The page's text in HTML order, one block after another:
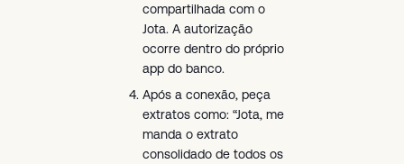
compartilhada com o
Jota. A autorização
ocorre dentro do próprio
app do banco.
Após a conexão, peça
extratos como: “Jota, me
manda o extrato
consolidado de todos os